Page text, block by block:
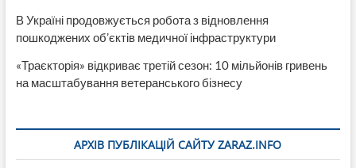
В Україні продовжується робота з відновлення
пошкоджених об’єктів медичної інфраструктури
«Траєкторія» відкриває третій сезон: 10 мільйонів гривень
на масштабування ветеранського бізнесу
АРХІВ ПУБЛІКАЦІЙ САЙТУ ZARAZ.INFO